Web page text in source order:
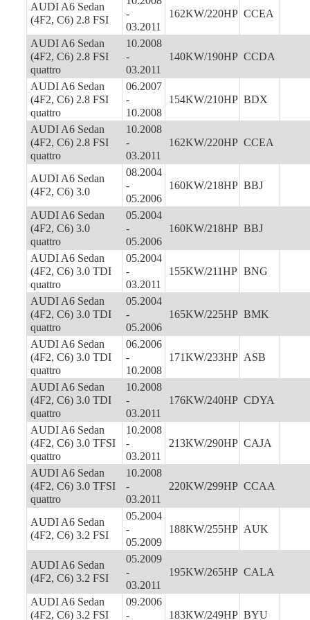
AUDI A6 Sedan
(4F2, C6) 2.8 FSI
-
03.2011
162KW/220HP CCEA
AUDI A6 Sedan
(4F2, C6) 2.8 FSI
quattro
10.2008
-
03.2011
140KW/190HP CCDA
AUDI A6 Sedan
(4F2, C6) 2.8 FSI
quattro
06.2007
-
10.2008
154KW/210HP BDX
AUDI A6 Sedan
(4F2, C6) 2.8 FSI
quattro
10.2008
-
03.2011
162KW/220HP CCEA
AUDI A6 Sedan
(4F2, C6) 3.0
08.2004
-
05.2006
160KW/218HP BBJ
AUDI A6 Sedan
(4F2, C6) 3.0
quattro
05.2004
-
05.2006
160KW/218HP BBJ
AUDI A6 Sedan
(4F2, C6) 3.0 TDI
quattro
05.2004
-
03.2011
155KW/211HP BNG
AUDI A6 Sedan
(4F2, C6) 3.0 TDI
quattro
05.2004
-
05.2006
165KW/225HP BMK
AUDI A6 Sedan
(4F2, C6) 3.0 TDI
quattro
06.2006
-
10.2008
171KW/233HP ASB
AUDI A6 Sedan
(4F2, C6) 3.0 TDI
quattro
10.2008
-
03.2011
176KW/240HP CDYA
AUDI A6 Sedan
(4F2, C6) 3.0 TFSI
quattro
10.2008
-
03.2011
213KW/290HP CAJA
AUDI A6 Sedan
(4F2, C6) 3.0 TFSI
quattro
10.2008
-
03.2011
220KW/299HP CCAA
AUDI A6 Sedan
(4F2, C6) 3.2 FSI
05.2004
-
05.2009
188KW/255HP AUK
AUDI A6 Sedan
(4F2, C6) 3.2 FSI
05.2009
-
03.2011
195KW/265HP CALA
AUDI A6 Sedan
(4F2, C6) 3.2 FSI
09.2006
-
183KW/249HP BYU